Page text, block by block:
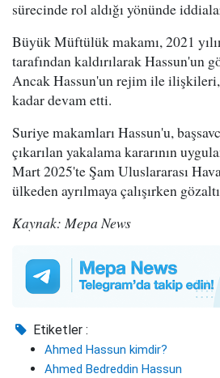
sürecinde rol aldığı yönünde
Büyük Müftülük makamı, 2021
tarafından kaldırılarak Hassun'un
Ancak Hassun'un rejim ile
kadar devam etti.
Suriye makamları Hassun'u,
çıkarılan yakalama kararının
Mart 2025'te Şam Uluslararası
ülkeden ayrılmaya çalışırken
Kaynak: Mepa News
Etiketler :
Ahmed Hassun kimdir?
Ahmed Bedreddin Hassun